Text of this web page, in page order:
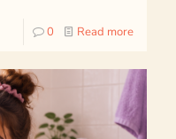
0 Read more